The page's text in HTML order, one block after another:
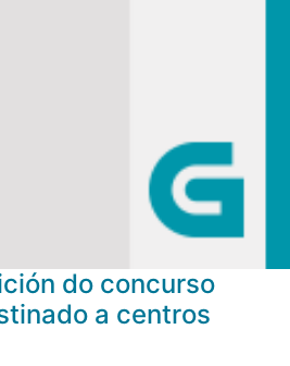
do concurso
a centros